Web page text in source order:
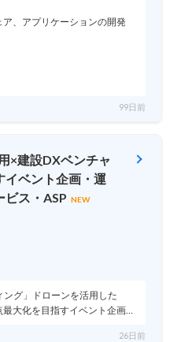
、アプリケーションの開発
99日前
×建設DXベンチャ
イベント企画・運
ス・ASP NEW
ング」ドローンを活用した
最大化を目指すイベント企画…
26日前